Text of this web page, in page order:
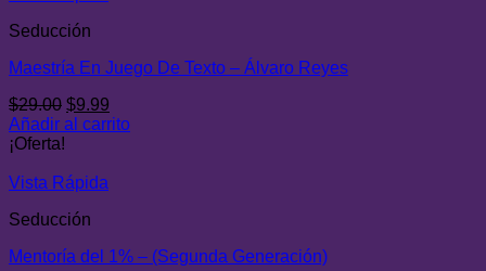
Seducción
Maestría En Juego De Texto – Álvaro Reyes
$29.00 El
precio
$29.00.
$9.99
precio
Añadir al carrito
¡Oferta!
Vista Rápida
Seducción
Mentoría del 1% – (Segunda Generación)